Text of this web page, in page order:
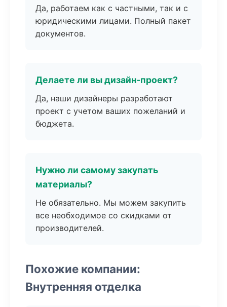
Да, работаем как с частными, так и с
юридическими лицами. Полный пакет
документов.
Делаете ли вы дизайн-проект?
Да, наши дизайнеры разработают
проект с учетом ваших пожеланий и
бюджета.
Нужно ли самому закупать
материалы?
Не обязательно. Мы можем закупить
все необходимое со скидками от
производителей.
Похожие компании:
Внутренняя отделка